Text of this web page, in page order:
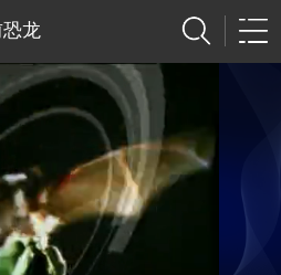
龙